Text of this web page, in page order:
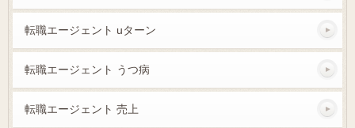
転職エージェント uターン
転職エージェント うつ病
転職エージェント 売上